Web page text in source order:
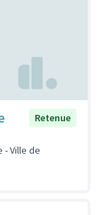
Retenue
- Ville de